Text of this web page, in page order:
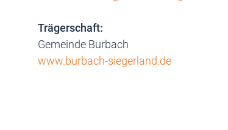
Trägerschaft:
Gemeinde Burbach
www.burbach-siegerland.de